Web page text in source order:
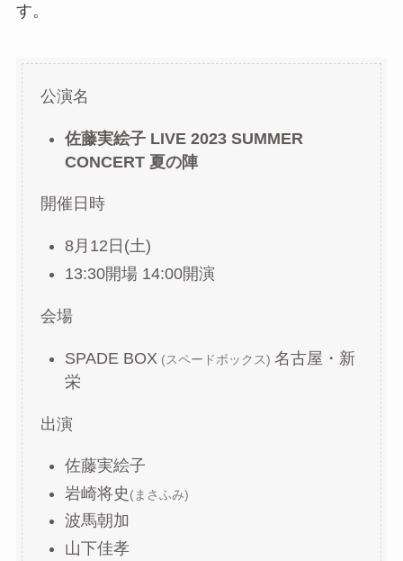
す。
公演名
佐藤実絵子 LIVE 2023 SUMMER
CONCERT 夏の陣
開催日時
8月12日(土)
13:30開場 14:00開演
会場
SPADE BOX (スペードボックス) 名古屋・新
栄
出演
佐藤実絵子
岩崎将史 (まさふみ)
波馬朝加
山下佳孝